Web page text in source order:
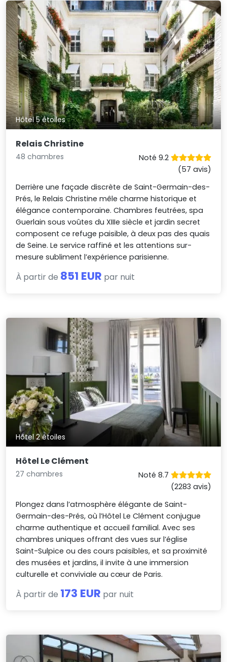
Hôtel 5 étoiles
Relais Christine
48 chambres
Noté 9.2
(57 avis)
Derrière une façade discrète de Saint-Germain-des-
Prés, le Relais Christine mêle charme historique et
élégance contemporaine. Chambres feutrées, spa
Guerlain sous voûtes du XIIIe siècle et jardin secret
composent ce refuge paisible, à deux pas des quais
de Seine. Le service raffiné et les attentions sur-
mesure subliment l’expérience parisienne.
À partir de 851 EUR par nuit
Hôtel 2 étoiles
Hôtel Le Clément
27 chambres
Noté 8.7
(2283 avis)
Plongez dans l’atmosphère élégante de Saint-
Germain-des-Prés, où l’Hôtel Le Clément conjugue
charme authentique et accueil familial. Avec ses
chambres uniques offrant des vues sur l’église
Saint-Sulpice ou des cours paisibles, et sa proximité
des musées et jardins, il invite à une immersion
culturelle et conviviale au cœur de Paris.
À partir de 173 EUR par nuit